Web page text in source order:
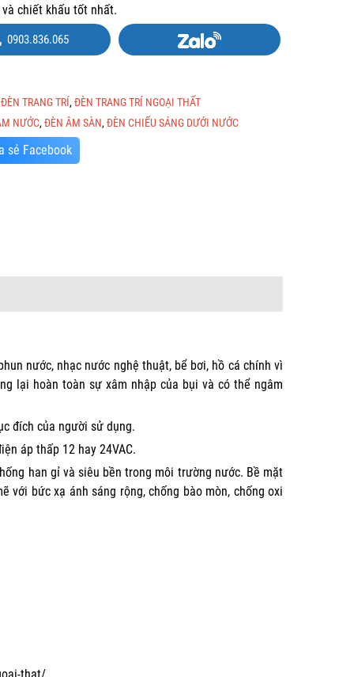
chiết khấu tốt nhất.
0903.836.065
ĐÈN TRANG TRÍ,ĐÈN TRANG TRÍ NGOẠI THẤT
NƯỚC,ĐÈN ÂM SÀN,ĐÈN CHIẾU SÁNG DƯỚI NƯỚC
sẻ Facebook
nước, nhạc nước nghệ thuật, bể bơi, hồ cá chính vì
lại hoàn toàn sự xâm nhập của bụi và có thể ngâm
đích của người sử dụng.
áp thấp 12 hay 24VAC.
han gỉ và siêu bền trong môi trường nước. Bề mặt
bức xạ ánh sáng rộng, chống bào mòn, chống oxi